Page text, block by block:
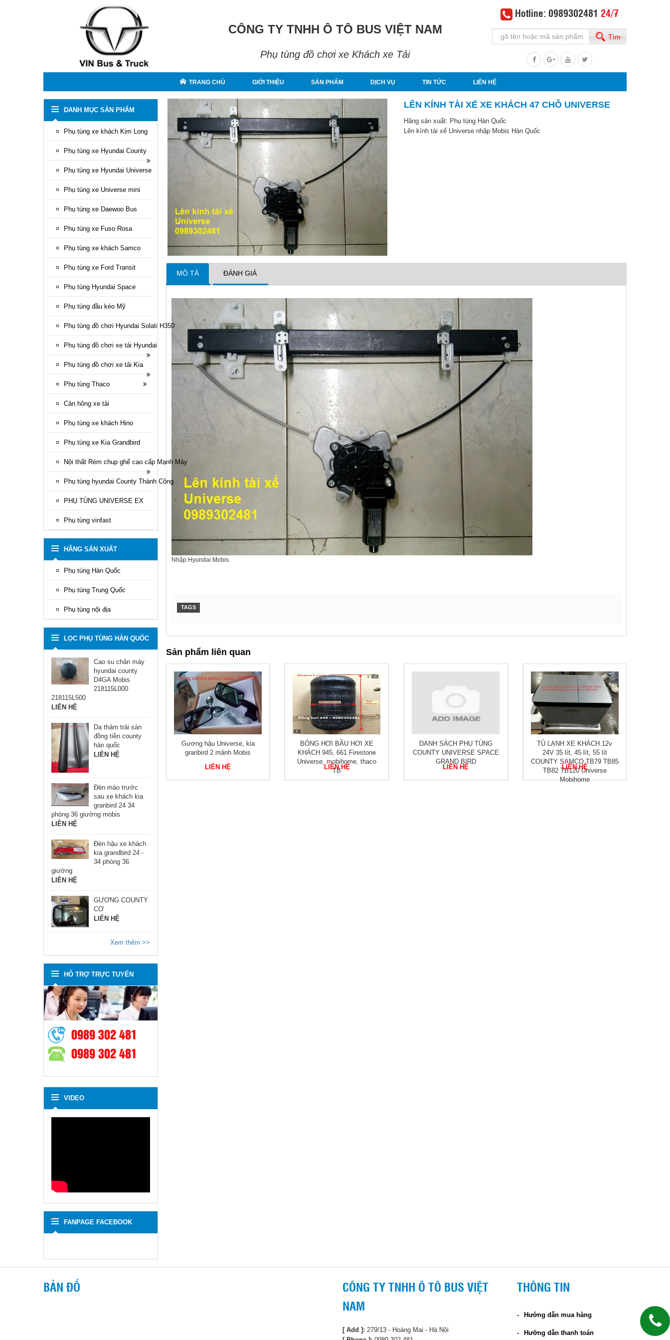
CÔNG TY TNHH Ô TÔ BUS VIỆT NAM
Phụ tùng đồ chơi xe Khách xe Tải
Hotline: 0989302481 24/7
Tìm
TRANG CHỦ GIỚI THIỆU SẢN PHẨM DỊCH VỤ TIN TỨC LIÊN HỆ
LÊN KÍNH TÀI XẾ XE KHÁCH 47 CHỖ UNIVERSE
Hãng sản xuất: Phụ tùng Hàn Quốc
Lên kính tài xế Universe nhập Mobis Hàn Quốc
MÔ TẢ ĐÁNH GIÁ
Nhập Hyundai Mobis
TAGS
Sản phẩm liên quan
Tủ thùng lạnh xe khách
alpicool C75 75 lít chính hãng
LIÊN HỆ
Gương hậu Universe, kia
granbird 2 mảnh Mobis
LIÊN HỆ
BÓNG HƠI BẦU HƠI XE
KHÁCH 945, 661 Firestone
Universe, mobihome, thaco
TB
LIÊN HỆ
DANH SÁCH PHỤ TÙNG
COUNTY UNIVERSE SPACE
GRAND BIRD
LIÊN HỆ
TỦ LẠNH XE KHÁCH 12v
24V 35 lít, 45 lít, 55 lít
COUNTY SAMCO TB79 TB85
TB82 TB120 Universe
Mobihome
LIÊN HỆ
DANH MỤC SẢN PHẨM
Phụ tùng xe khách Kim Long
Phụ tùng xe Hyundai County
Phụ tùng xe Hyundai Universe
Phụ tùng xe Universe mini
Phụ tùng xe Daewoo Bus
Phụ tùng xe Fuso Rosa
Phụ tùng xe khách Samco
Phụ tùng xe Ford Transit
Phụ tùng Hyundai Space
Phụ tùng đầu kéo Mỹ
Phụ tùng đồ chơi Hyundai Solati H350
Phụ tùng đồ chơi xe tải Hyundai
Phụ tùng đồ chơi xe tải Kia
Phụ tùng Thaco
Cản hông xe tải
Phụ tùng xe khách Hino
Phụ tùng xe Kia Grandbird
Nội thất Rèm chup ghế cao cấp Mạnh Mây
Phụ tùng hyundai County Thành Công
PHỤ TÙNG UNIVERSE EX
Phụ tùng vinfast
HÃNG SẢN XUẤT
Phụ tùng Hàn Quốc
Phụ tùng Trung Quốc
Phụ tùng nội địa
LỌC PHỤ TÙNG HÀN QUỐC
Cao su chân máy
hyundai county
D4GA Mobis
218115L000
218115L500
LIÊN HỆ
Da thảm trải sàn
đồng tiền county
hàn quốc
LIÊN HỆ
Đèn mào trước
sau xe khách kia
granbird 24 34
phòng 36 giường mobis
LIÊN HỆ
Đèn hậu xe khách
kia grandbird 24 -
34 phòng 36
giường
LIÊN HỆ
GƯƠNG COUNTY
CƠ
LIÊN HỆ
Xem thêm >>
HỖ TRỢ TRỰC TUYẾN
0989 302 481
0989 302 481
VIDEO
FANPAGE FACEBOOK
BẢN ĐỒ
CÔNG TY TNHH Ô TÔ BUS VIỆT
NAM
[ Add ]: 279/13 - Hoàng Mai - Hà Nội
THÔNG TIN
Hướng dẫn mua hàng
Hưỡng dẫn thanh toán